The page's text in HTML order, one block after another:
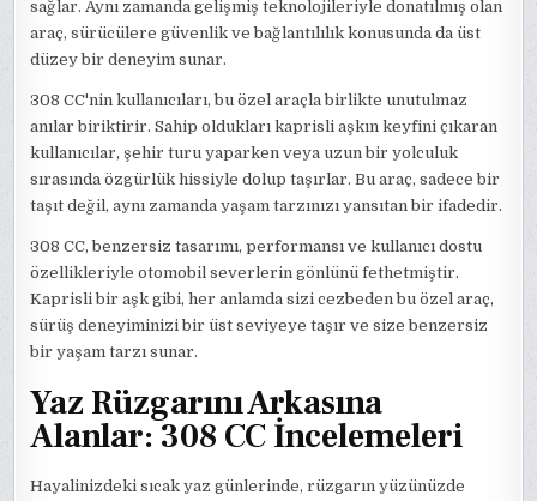
sağlar. Aynı zamanda gelişmiş teknolojileriyle donatılmış olan
araç, sürücülere güvenlik ve bağlantılılık konusunda da üst
düzey bir deneyim sunar.
308 CC'nin kullanıcıları, bu özel araçla birlikte unutulmaz
anılar biriktirir. Sahip oldukları kaprisli aşkın keyfini çıkaran
kullanıcılar, şehir turu yaparken veya uzun bir yolculuk
sırasında özgürlük hissiyle dolup taşırlar. Bu araç, sadece bir
taşıt değil, aynı zamanda yaşam tarzınızı yansıtan bir ifadedir.
308 CC, benzersiz tasarımı, performansı ve kullanıcı dostu
özellikleriyle otomobil severlerin gönlünü fethetmiştir.
Kaprisli bir aşk gibi, her anlamda sizi cezbeden bu özel araç,
sürüş deneyiminizi bir üst seviyeye taşır ve size benzersiz
bir yaşam tarzı sunar.
Yaz Rüzgarını Arkasına
Alanlar: 308 CC İncelemeleri
Hayalinizdeki sıcak yaz günlerinde, rüzgarın yüzünüzde